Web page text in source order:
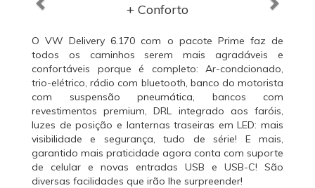
+ Conforto
O VW Delivery 6.170 com o pacote Prime faz de
todos os caminhos serem mais agradáveis e
confortáveis porque é completo: Ar-condcionado,
trio-elétrico, rádio com bluetooth, banco do motorista
com suspensão pneumática, bancos com
revestimentos premium, DRL integrado aos faróis,
luzes de posição e lanternas traseiras em LED: mais
visibilidade e segurança, tudo de série! E mais,
garantido mais praticidade agora conta com suporte
de celular e novas entradas USB e USB-C! São
diversas facilidades que irão lhe surpreender!